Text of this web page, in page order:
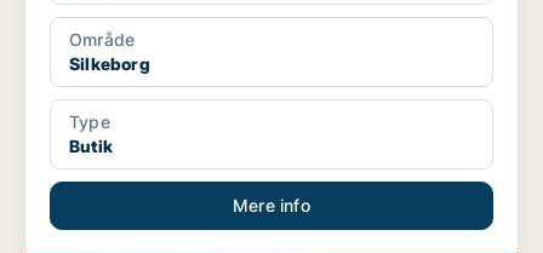
Område
Silkeborg
Type
Butik
Mere info